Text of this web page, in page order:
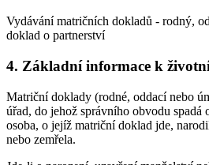
Vydávání matričních dokladů - rodný,
doklad o partnerství
4. Základní informace k
Matriční doklady (rodné, oddací nebo
úřad, do jehož správního obvodu spadá
osoba, o jejíž matriční doklad jde,
nebo zemřela.